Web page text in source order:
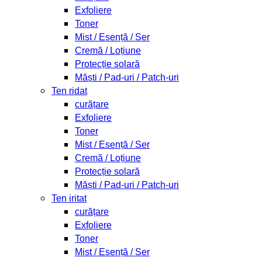
Exfoliere
Toner
Mist / Esență / Ser
Cremă / Loțiune
Protecție solară
Măști / Pad-uri / Patch-uri
Ten ridat
curățare
Exfoliere
Toner
Mist / Esență / Ser
Cremă / Loțiune
Protecție solară
Măști / Pad-uri / Patch-uri
Ten iritat
curățare
Exfoliere
Toner
Mist / Esență / Ser